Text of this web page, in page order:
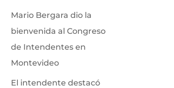
Mario Bergara dio la
bienvenida al Congreso
de Intendentes en
Montevideo
El intendente destacó